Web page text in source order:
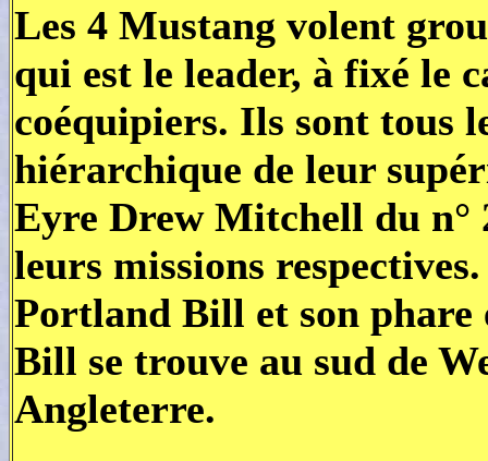
Les 4 Mustang volent
qui est le leader, à fixé le
coéquipiers. Ils sont tous
hiérarchique de leur
Eyre Drew Mitchell du n°
leurs missions
Portland Bill et son
Bill se trouve au sud de
Angleterre.